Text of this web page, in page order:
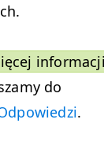
do
.